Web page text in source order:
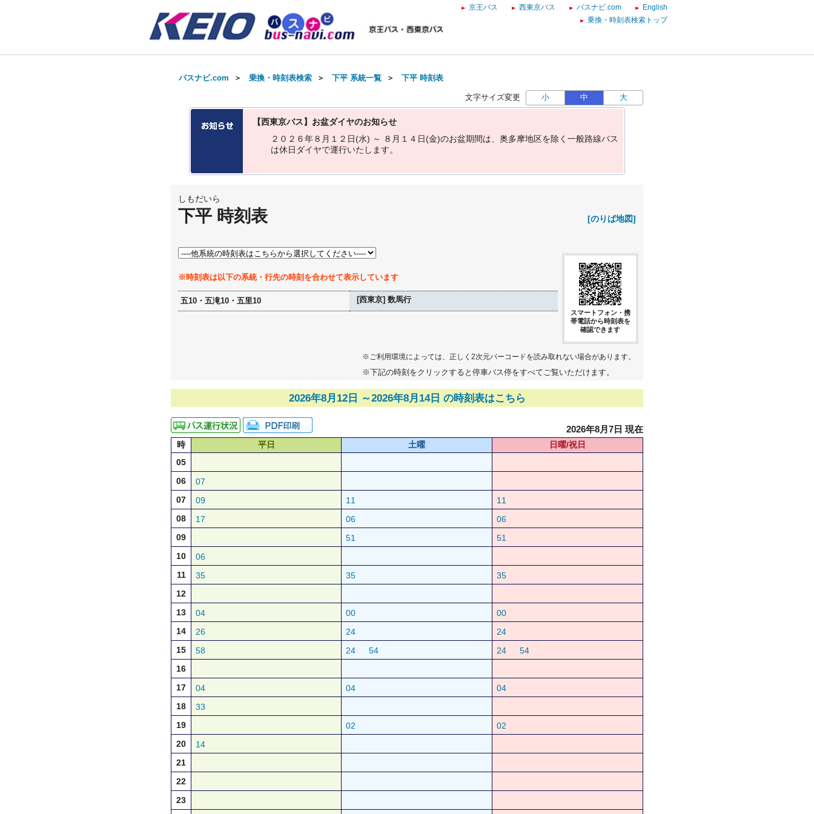
京王バス 西東京バス バスナビ.com
English
乗換・時刻表検索トップ
バスナビ.com ＞ 乗換・時刻表検索 ＞ 下平 系統一覧 ＞ 下平 時刻表
文字サイズ変更 小 中 大
【西東京バス】お盆ダイヤのお知らせ
２ ０ ２ ６年８ 月 １ ２ 日(水) ～ ８ 月 １ ４ 日(金)のお盆期間は 奥多摩地区を除 く 一般路線バス
は休日 ダイヤで運行いた し ます。
しもだいら
下平 時刻表 [のりば地図]
※時刻表は以下の系統・行先の時刻を合わせて表示しています
五10・五滝10・五里10 [西東京] 数馬行
スマートフォン・携
帯電話から時刻表を
確認できます
※ご利用環境によっては、正しく2次元バーコードを読み取れない場合があります。
※下記の時刻をクリックすると停車バス停をすべてご覧いただけます。
2026年8月12日 ～2026年8月14日 の時刻表はこちら
2026年8月7日 現在
時 平日 土曜
日曜/祝日
05
06
07
07
09 11
11
08
17 06
06
09
51
51
10
06
11
35 35
35
12
13
04 00
00
14
26 24
24
15
58 24 54 24
54
16
17
04 04
04
18
33
19
02
02
20
14
21
22
23